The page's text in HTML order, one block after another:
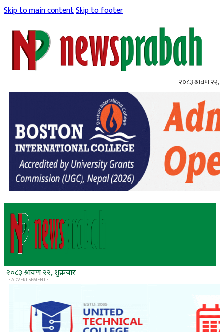
Skip to main contentSkip to footer
२०८३ श्रावण २२,
२०८३ श्रावण २२, शुक्रबार
- ADVERTISEMENT -